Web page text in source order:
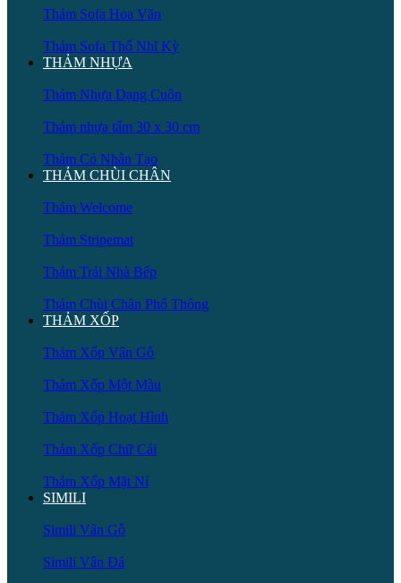
Thảm Sofa Hoa Văn
Thảm Sofa Thổ Nhĩ Kỳ
THẢM NHỰA
Thảm Nhựa Dạng Cuộn
Thảm nhựa tấm 30 x 30 cm
Thảm Cỏ Nhân Tạo
THẢM CHÙI CHÂN
Thảm Welcome
Thảm Stripemat
Thảm Trải Nhà Bếp
Thảm Chùi Chân Phổ Thông
THẢM XỐP
Thảm Xốp Vân Gỗ
Thảm Xốp Một Màu
Thảm Xốp Hoạt Hình
Thảm Xốp Chữ Cái
Thảm Xốp Mặt Nỉ
SIMILI
Simili Vân Gỗ
Simili Vân Đá